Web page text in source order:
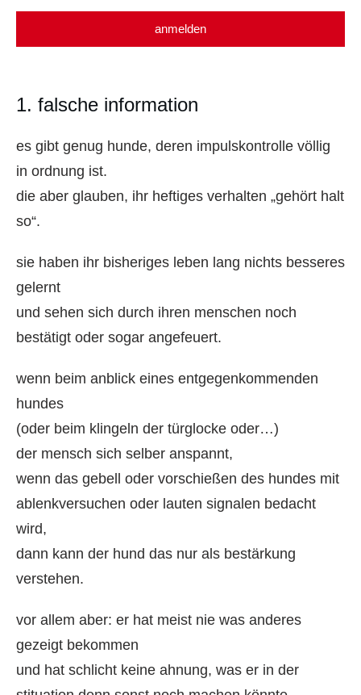
anmelden
1. falsche information
es gibt genug hunde, deren impulskontrolle völlig
in ordnung ist.
die aber glauben, ihr heftiges verhalten „gehört halt
so“.
sie haben ihr bisheriges leben lang nichts besseres
gelernt
und sehen sich durch ihren menschen noch
bestätigt oder sogar angefeuert.
wenn beim anblick eines entgegenkommenden
hundes
(oder beim klingeln der türglocke oder…)
der mensch sich selber anspannt,
wenn das gebell oder vorschießen des hundes mit
ablenkversuchen oder lauten signalen bedacht
wird,
dann kann der hund das nur als bestärkung
verstehen.
vor allem aber: er hat meist nie was anderes
gezeigt bekommen
und hat schlicht keine ahnung, was er in der